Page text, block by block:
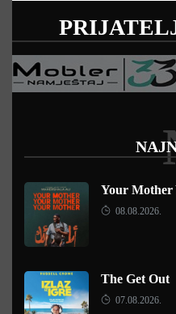
Your Mother
08.08.2026.
The Get Out
07.08.2026.